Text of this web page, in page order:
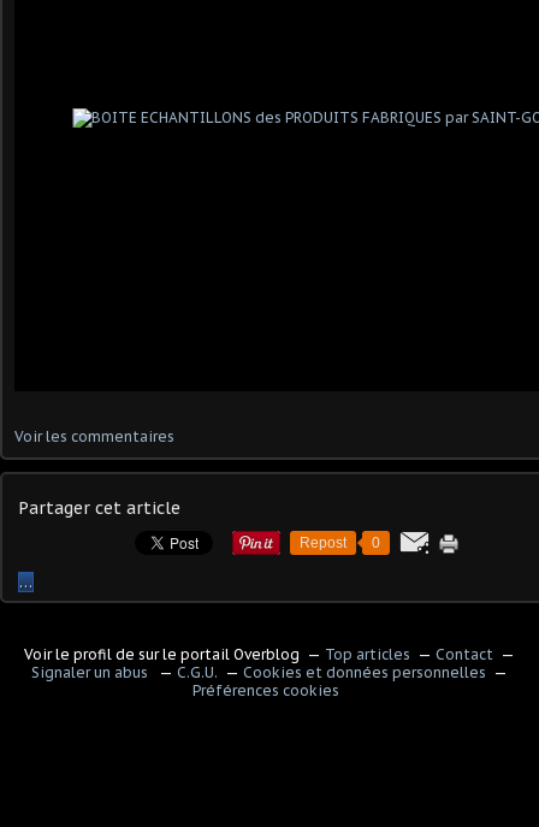
Voir les commentaires
Partager cet article
Repost 0
…
Voir le profil de sur le portail Overblog Top articles
Contact
Signaler un abus
C.G.U.
Cookies et données personnelles
Préférences cookies